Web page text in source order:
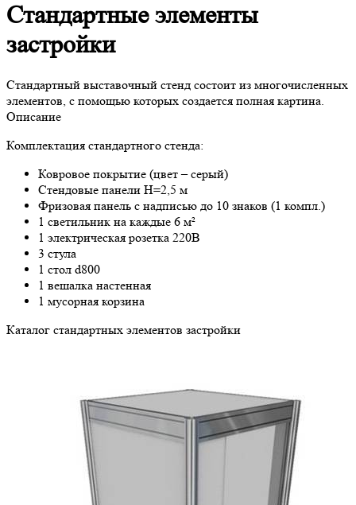
Стандартные элементы
застройки
Стандартный выставочный стенд состоит из многочисленных
элементов, с помощью которых создается полная картина.
Описание
Комплектация стандартного стенда:
Ковровое покрытие (цвет – серый)
Стендовые панели H=2,5 м
Фризовая панель с надписью до 10 знаков (1 компл.)
1 светильник на каждые 6 м²
1 электрическая розетка 220В
3 стула
1 стол d800
1 вешалка настенная
1 мусорная корзина
Каталог стандартных элементов застройки